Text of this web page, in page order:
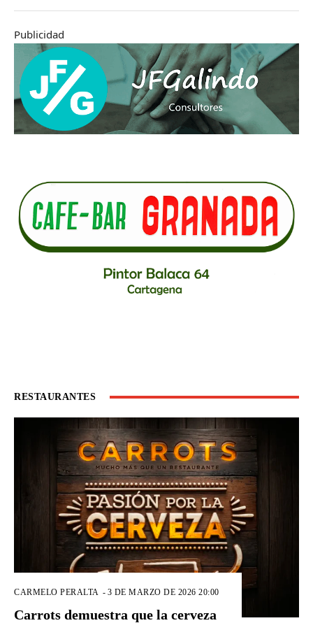
Publicidad
RESTAURANTES
CARMELO PERALTA - 3 DE MARZO DE 2026 20:00
Carrots demuestra que la cerveza